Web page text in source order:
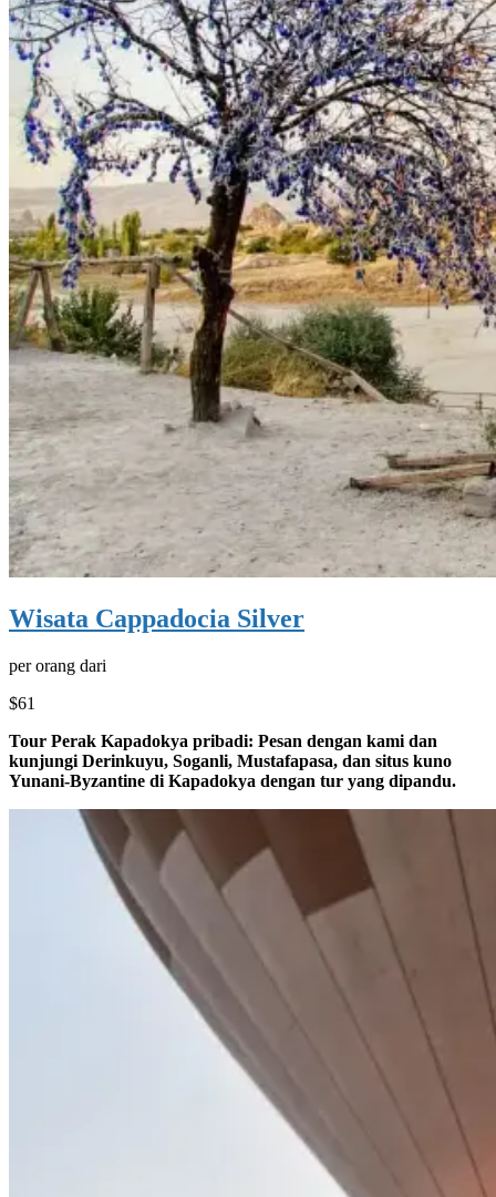
Wisata Cappadocia Silver
per orang dari
$61
Tour Perak Kapadokya pribadi: Pesan dengan kami dan
kunjungi Derinkuyu, Soganli, Mustafapasa, dan situs kuno
Yunani-Byzantine di Kapadokya dengan tur yang dipandu.